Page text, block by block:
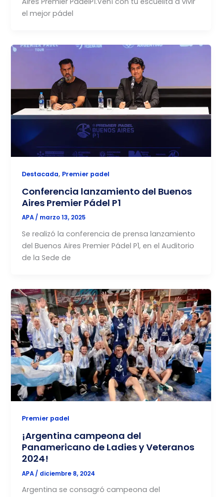
el mejor pádel
Destacada, Premier padel
Conferencia lanzamiento del Buenos
Aires Premier Pádel P1
APA/ marzo 13, 2025
Se realizó la conferencia de prensa lanzamiento
del Buenos Aires Premier Pádel P1, en el Auditorio
de la Sede de
Premier padel
¡Argentina campeona del
Panamericano de Ladies y Veteranos
2024!
APA / diciembre 8, 2024
Argentina se consagró campeona del